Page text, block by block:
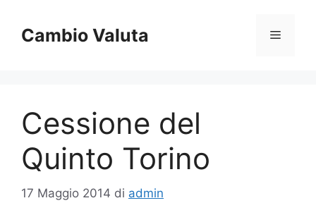
contenuto
Cambio Valuta Menu
Cessione del
Quinto Torino
17 Maggio 2014 di admin